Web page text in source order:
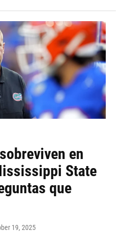
en
State
que
19, 2025